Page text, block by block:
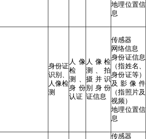
地理位置信
息
身份证
识别、
人像检
测
人像
检
测、
身份
认证
人像检
测、拍
摄并识
别身份
证信息
传感器
网络信息
身份证信息
（指姓名、
身份证等）
及影像件
（指照片及
视频）
地理位置信
息
传感器